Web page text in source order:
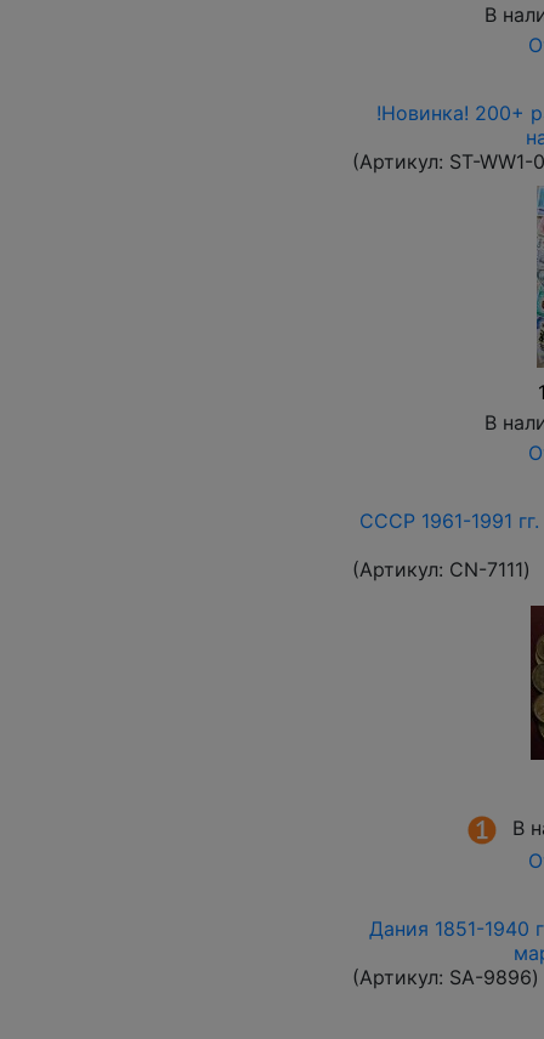
В
!Новинка! 200+
(Артикул: ST-
В
СССР 1961-1991
(Артикул: СN-7111)
В
Дания 1851-1940
(Артикул: SA-9896)